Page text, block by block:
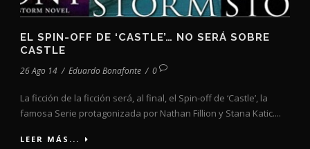
EL SPIN-OFF DE ‘CASTLE’… NO SERÁ SOBRE
CASTLE
26 Ago 14 / Eduardo Bonafonte / 0
La ficción de la ficción será, al final, el Spin-off de ‘Castle’, la
famosa Serie protagonizada por Nathan Fillion y Stana Katic....
LEER MÁS...